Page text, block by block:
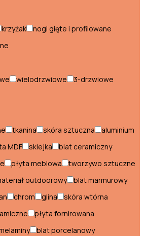
krzyżak
nogi gięte i profilowane
wielodrzwiowe
3-drzwiowe
tkanina skóra sztuczna
aluminium
MDF sklejka
blat ceramiczny
płyta meblowa
tworzywo sztuczne
outdoorowy
blat marmurowy
chrom glina
skóra wtórna
płyta fornirowana
blat porcelanowy